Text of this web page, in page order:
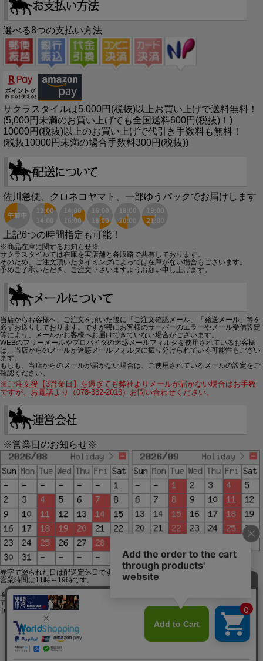
選べる8つの支払い方法
サクラスタイルは5,000円(税抜)以上お買い上げで送料無料！
(5,000円未満のお買い上げでも全国送料600円(税抜)！)
10000円(税抜)以上のお買い上げで代引き手数料も無料！
(税抜10000円未満の場合手数料300円(税抜))
佐川急便、クロネコヤマト、一部ゆうパックでお届けします
上記6つの時間指定も可能！
※商品在庫に関するお知らせ※
サクラスタイルでは在庫を実店舗と各販路で共有しております。
そのため、ご注文頂いたタイミングによっては在庫がない場合もございます。
予めご了承いただき、ご注文下さいますようお願い申し上げます。
当店からお客様へ、ご注文を頂いた後に「ご注文確認メール」「発送メール」等を
必ずお送りしております。ですが稀にお客様のサーバーのエラーやメール受信設定
等により、メールがお客様へお届けできていない場合がございます。
WEBのフリーメールやプロバイダの迷惑メールフィルタを使用されているお客様
は、当店からのメールが迷惑メールフォルダに振り分けられている可能性もござい
ます。
もしも、当店からのメールが届かない場合は、ご使用されているメールの設定をご
確認ください。
※ご注文後【3営業日】を過ぎても弊社よりメールが届かない場合はお手数
ですが、お電話より（078-332-2013）お問い合わせください。
※営業日のお知らせ※
赤字で塗られた日は配送定休日です。
営業時間は11時～19時です。
有限会社ジップジップ SakuraStyle通販事業部
〒650-0021 神戸市中央区三宮町3-9-19イトウビル1,4F
Tel:078-332-2013 FAX:078-333-6644
SSL/TLSとは?